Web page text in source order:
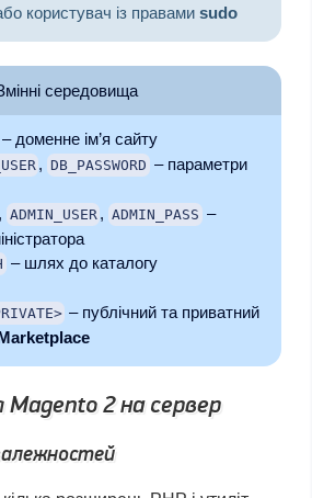
користувач із правами sudo
середовища
– доменне ім’я сайту
,DB_PASSWORD – параметри
, ADMIN_USER ,ADMIN_PASS –
– шлях до каталогу
– публічний та приватний
2 на сервер